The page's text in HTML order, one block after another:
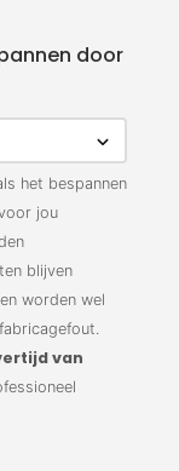
door
het bespannen
jou
blijven
worden wel
van